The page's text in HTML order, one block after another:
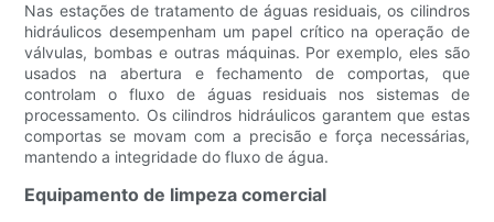
Nas estações de tratamento de águas residuais, os cilindros
hidráulicos desempenham um papel crítico na operação de
válvulas, bombas e outras máquinas. Por exemplo, eles são
usados ​​na abertura e fechamento de comportas, que
controlam o fluxo de águas residuais nos sistemas de
processamento. Os cilindros hidráulicos garantem que estas
comportas se movam com a precisão e força necessárias,
mantendo a integridade do fluxo de água.
Equipamento de limpeza comercial